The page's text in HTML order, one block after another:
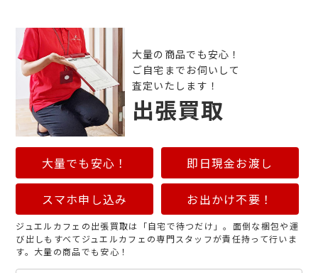
大量の商品でも安心！
ご自宅までお伺いして
査定いたします！
出張買取
大量でも安心！ 即日現金お渡し
スマホ申し込み お出かけ不要！
ジュエルカフェの出張買取は「自宅で待つだけ」。面倒な梱包や運
び出しもすべてジュエルカフェの専門スタッフが責任持って行いま
す。大量の商品でも安心！